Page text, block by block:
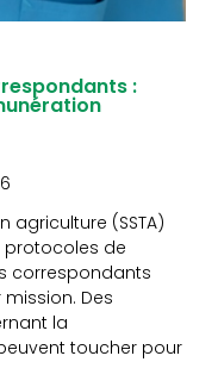
:
agriculture (SSTA)
protocoles de
correspondants
Des
la
toucher pour